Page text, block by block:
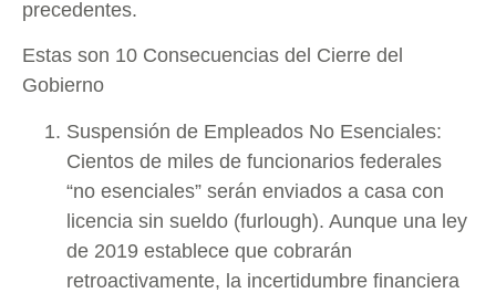
precedentes.
Estas son 10 Consecuencias del Cierre del
Gobierno
Suspensión de Empleados No Esenciales:
Cientos de miles de funcionarios federales
“no esenciales” serán enviados a casa con
licencia sin sueldo (furlough). Aunque una ley
de 2019 establece que cobrarán
retroactivamente, la incertidumbre financiera